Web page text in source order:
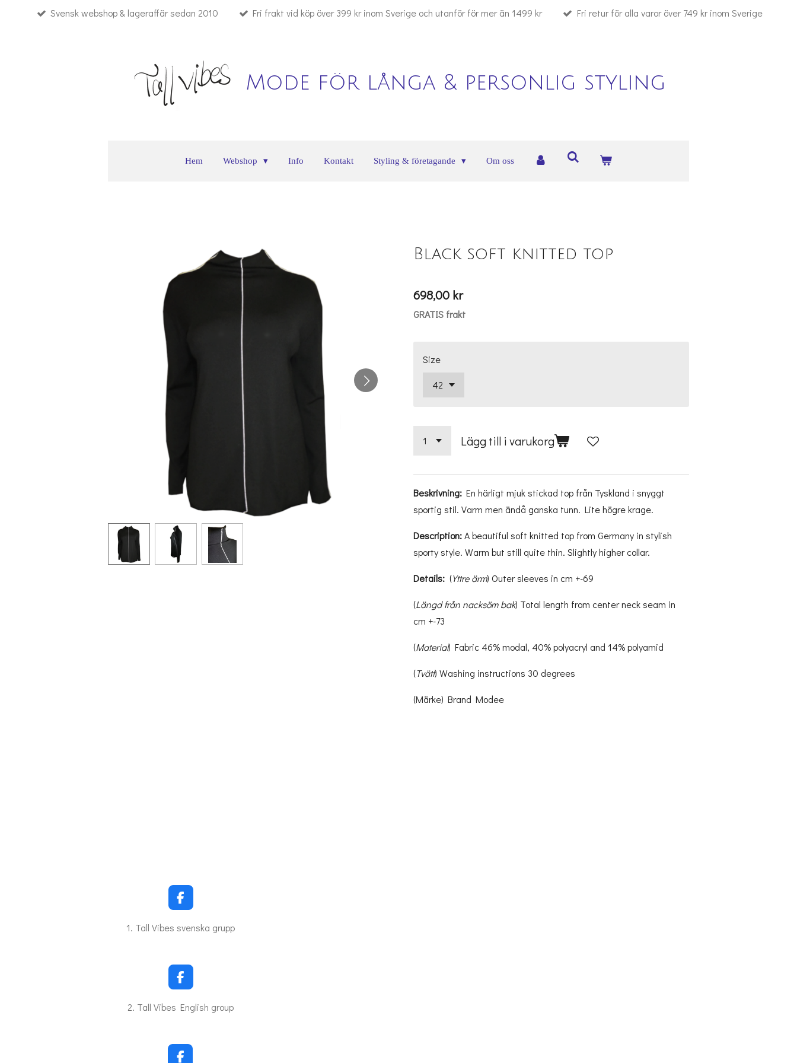
Svensk webshop & lageraffär sedan 2010 Fri frakt vid köp över 399 kr inom Sverige och utanför för mer än 1499 kr Fri retur för alla varor över 749 kr inom Sverige
Mode för långa & personlig styling
Hem Webshop Info Kontakt Styling & företagande Om oss
Black soft knitted top
698,00 kr
GRATIS frakt
Size
Lägg till i varukorg
Beskrivning: En härligt mjuk stickad top från Tyskland i snyggt
sportig stil. Varm men ändå ganska tunn. Lite högre krage.
Description:A beautiful soft knitted top from Germany in stylish
sporty style. Warm but still quite thin. Slightly higher collar.
Details: (Yttre ärm) Outer sleeves in cm +-69
(Längd från nacksöm bak) Total length from center neck seam in
cm +-73
(Material) Fabric 46% modal, 40% polyacryl and 14% polyamid
(Tvätt) Washing instructions 30 degrees
(Märke) Brand Modee
F
a
c
o
k
1. Tall Vibes svenska grupp
F
a
c
o
2. Tall Vibes English group